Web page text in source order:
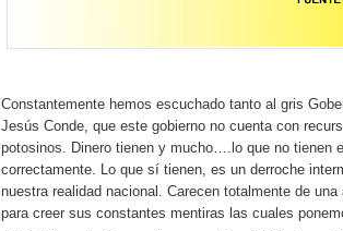
Constantemente hemos escuchado tanto al gris
Jesús Conde, que este gobierno no cuenta con
potosinos. Dinero tienen y mucho….lo que no tienen
correctamente. Lo que sí tienen, es un derroche
nuestra realidad nacional. Carecen totalmente de
para creer sus constantes mentiras las cuales